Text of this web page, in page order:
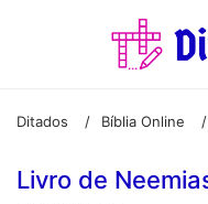
Ditados / Bíblia Online /
Livro de